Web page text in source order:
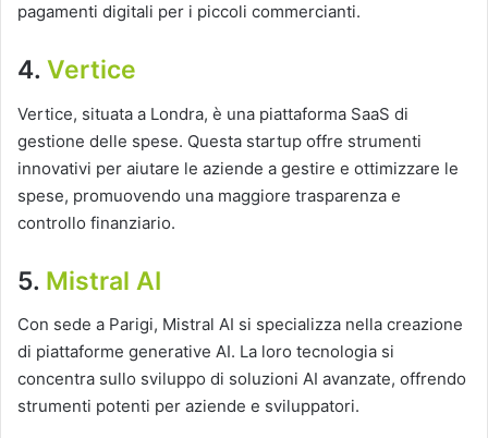
pagamenti digitali per i piccoli commercianti.
4. Vertice
Vertice, situata a Londra, è una piattaforma SaaS di
gestione delle spese. Questa startup offre strumenti
innovativi per aiutare le aziende a gestire e ottimizzare le
spese, promuovendo una maggiore trasparenza e
controllo finanziario.
5. Mistral AI
Con sede a Parigi, Mistral AI si specializza nella creazione
di piattaforme generative AI. La loro tecnologia si
concentra sullo sviluppo di soluzioni AI avanzate, offrendo
strumenti potenti per aziende e sviluppatori.